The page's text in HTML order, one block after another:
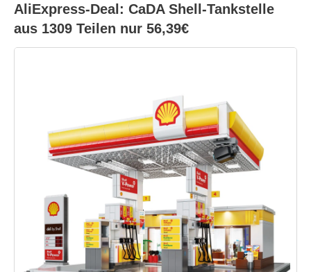
AliExpress-Deal: CaDA Shell-Tankstelle
aus 1309 Teilen nur 56,39€